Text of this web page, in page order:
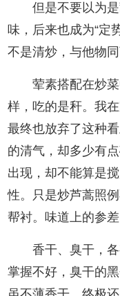
但是不要以为
味，后来也成为“定
不是清炒，与他物
荤素搭配在炒
样，吃的是秆。我
最终也放弃了这种
的清气，却多少有
出现，却不能算是
性。只是炒芦蒿照
帮衬。味道上的参
香干、臭干，
掌握不好，臭干的